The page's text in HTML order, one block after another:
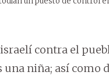
contra el
niña; así como